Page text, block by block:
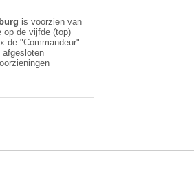
is voorzien van
op de vijfde (top)
de "Commandeur".
afgesloten